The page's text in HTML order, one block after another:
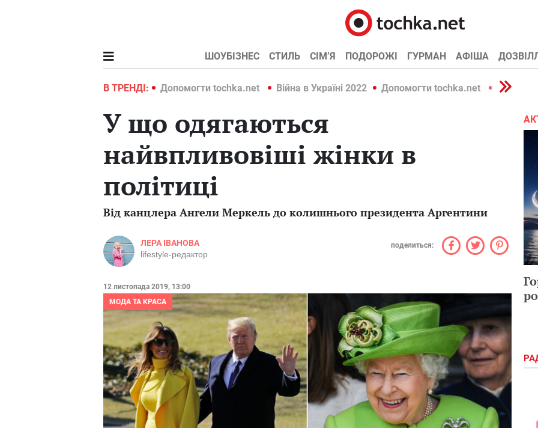
ШОУБІЗНЕС СТИЛЬ СІМ’Я ПОДОРОЖІ ГУРМАН АФІША
В ТРЕНДІ:
Війна в Україні 2022 Допомогти tochka.net Війна в Україні 2022 Допомогти tochka.net Війна в
У що одягаються
найвпливовіші жінки в
політиці
Від канцлера Ангели Меркель до колишнього президента Аргентини
ЛЕРА ІВАНОВА
lifestyle-редактор
поделиться:
12 листопада 2019, 13:00
МОДА ТА КРАСА